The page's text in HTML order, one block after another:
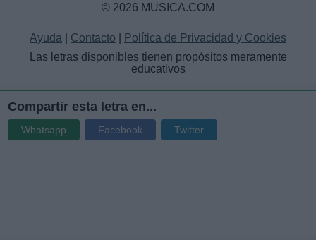
© 2026 MUSICA.COM
Ayuda Contacto
Política de Privacidad y Cookies
Las letras disponibles tienen propósitos meramente
educativos
Compartir esta letra en...
Whatsapp Facebook Twitter